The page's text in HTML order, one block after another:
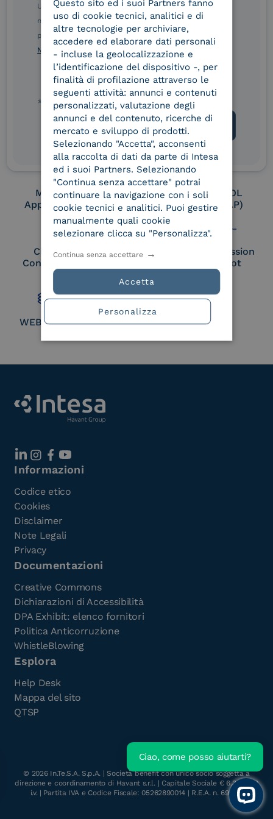
Conservatore
qualificato
UNI EN ISO 37001
UNI EN ISO 9001 UNI EN ISO 27001
UNI EN ISO 27017 UNI EN ISO 27018
Membro Adobe
Approved Trust List
Certified PEPPOL
Access Point (AP)
Cloud Signature
Consortium Member
European Commission
Large Scale Pilot
Member
WEBUILD Consortium
Ulteriori informazioni sulle procedure sono disponibili
nelle Norme di tutela della privacy INTESA. Inoltrando il
presente modulo, dichiaro di aver letto e compreso le
Norme di tutela della privacy INTESA
.
* campo obbligatorio
l'e-Book gratuito
Informazioni
Codice etico
Cookies
Disclaimer
Note Legali
Privacy
Documentazioni
Creative Commons
Dichiarazioni di Accessibilità
DPA Exhibit: elenco fornitori
Politica Anticorruzione
WhistleBlowing
Esplora
Help Desk
Mappa del sito
QTSP
© 2026In.Te.S.A. S.p.A. | Società benefit con unico socio soggetta a
direzione e coordinamento di Havant s.r.l. | Capitale Sociale € 6.300.000
i.v. | Partita IVA e Codice Fiscale: 05262890014 | R.E.A. n. 696117
ITALIAN
Questo sito ed i suoi Partners fanno
uso di cookie tecnici, analitici e di
altre tecnologie per archiviare,
accedere ed elaborare dati personali
- incluse la geolocalizzazione e
l’identificazione del dispositivo -, per
finalità di profilazione attraverso le
seguenti attività: annunci e contenuti
personalizzati, valutazione degli
annunci e del contenuto, ricerche di
mercato e sviluppo di prodotti.
Selezionando "Accetta", acconsenti
alla raccolta di dati da parte di Intesa
ed i suoi Partners. Selezionando
"Continua senza accettare" potrai
continuare la navigazione con i soli
cookie tecnici e analitici. Puoi gestire
manualmente quali cookie
selezionare clicca su "Personalizza".
Accetta
Continua senza accettare
Personalizza
Open
Ciao, come posso aiutarti?